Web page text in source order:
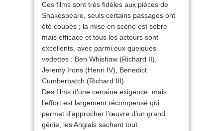
Ces films sont très fidèles aux pièces de
Shakespeare, seuls certains passages ont
été coupés ; la mise en scène est sobre
mais efficace et tous les acteurs sont
excellents, avec parmi eux quelques
vedettes : Ben Whishaw (Richard II),
Jeremy Irons (Henri IV), Benedict
Cumberbatch (Richard III).
Des films d’une certaine exigence, mais
l’effort est largement récompensé qui
permet d’approcher l’œuvre d’un grand
génie, les Anglais sachant tout